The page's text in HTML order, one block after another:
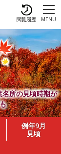
MENU
閲覧履歴
所の見頃時期が
例年9月
見頃